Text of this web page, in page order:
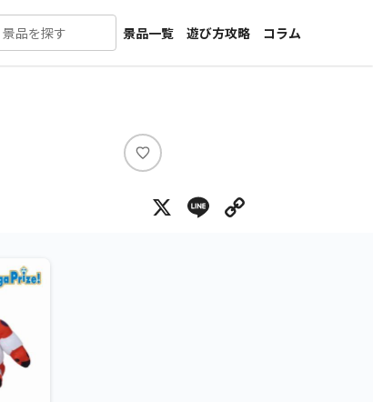
景品を探す
景品一覧
新着景品
メーカー一覧
遊び方攻略
コラム
インタビュー
い
ね
X Line